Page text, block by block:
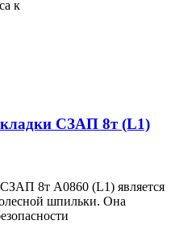
к
СЗАП 8т (L1)
8т A0860 (L1) является
шпильки. Она